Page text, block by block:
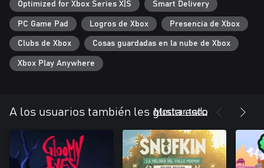
Optimized for Xbox Series X|S Smart Delivery
PC Game Pad Logros de Xbox Presencia de Xbox
Clubs de Xbox Cosas guardadas en la nube de Xbox
Xbox Play Anywhere
A los usuarios también les gusta esto
Mostrar todo